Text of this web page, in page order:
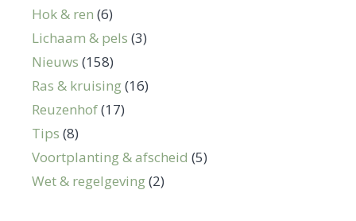
Hok & ren (6)
Lichaam & pels (3)
Nieuws (158)
Ras & kruising(16)
Reuzenhof(17)
Tips (8)
Voortplanting & afscheid (5)
Wet & regelgeving(2)